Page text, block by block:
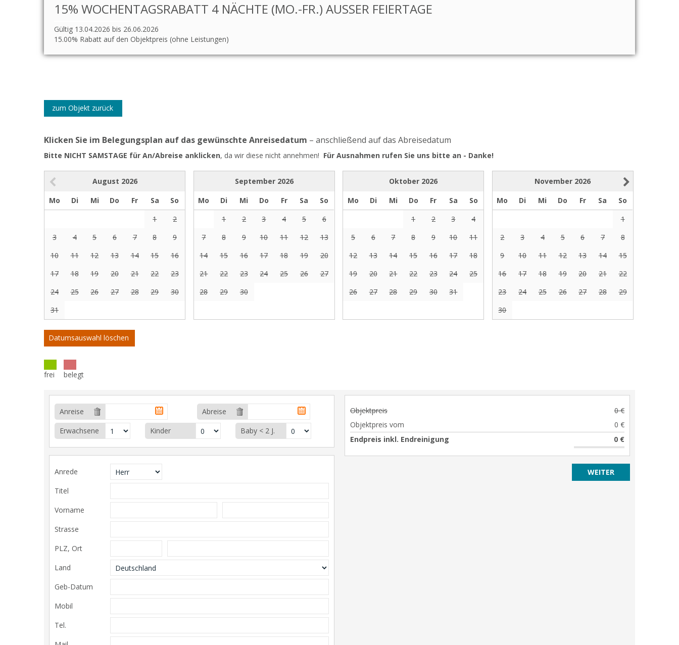
15% WOCHENTAGSRABATT 4 NÄCHTE (MO.-FR.) AUSSER FEIERTAGE
Gültig 13.04.2026 bis 26.06.2026
15.00% Rabatt auf den Objektpreis (ohne Leistungen)
zum Objekt zurück
Klicken Sie im Belegungsplan auf das gewünschte Anreisedatum – anschließend auf das Abreisedatum
Bitte NICHT SAMSTAGE für An/Abreise anklicken, da wir diese nicht annehmen! Für Ausnahmen rufen Sie uns bitte an - Danke!
August 2026
Mo
Di Mi Do Fr Sa
So
1
2
3
4 5 6 7 8
9
10
11 12 13 14 15
16
17
18 19 20 21 22
23
24
25 26 27 28 29
30
31
September 2026
Mo
Di Mi Do Fr Sa
So
1
2 3 4 5
6
7
8 9 10 11 12
13
14
15 16 17 18 19
20
21
22 23 24 25 26
27
28
29 30
Oktober 2026
Mo
Di Mi Do Fr Sa
So
1
2 3
4
5
6 7 8 9 10
11
12
13 14 15 16 17
18
19
20 21 22 23 24
25
26
27 28 29 30 31
November 2026
Mo
Di Mi Do Fr Sa
So
1
2
3 4 5 6 7
8
9
10 11 12 13 14
15
16
17 18 19 20 21
22
23
24 25 26 27 28
29
30
Datumsauswahl löschen
frei belegt
Anreise
Abreise
Erwachsene
Kinder Baby < 2 J.
Anrede
Titel
Vorname
Strasse
PLZ, Ort
Land
Geb-Datum
Mobil
Tel.
Objektpreis
0 €
Objektpreis vom
0 €
Endpreis inkl. Endreinigung
0 €